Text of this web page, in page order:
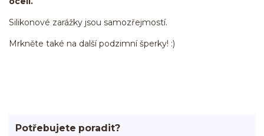
Silikonové zarážky jsou samozřejmostí.
Mrkněte také na další podzimní šperky! :)
Potřebujete poradit?